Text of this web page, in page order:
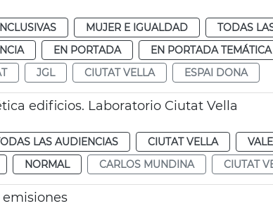
MUJER E IGUALDAD
TODAS
EN PORTADA EN PORTADA TEMÁTICA
JGL CIUTAT VELLA ESPAI DONA
edificios. Laboratorio Ciutat Vella
LAS AUDIENCIAS CIUTAT VELLA
NORMAL CARLOS MUNDINA CIUTAT